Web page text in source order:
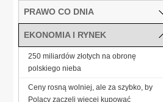
PRAWO CO DNIA
EKONOMIA I RYNEK
250 miliardów złotych na obronę
polskiego nieba
Ceny rosną wolniej, ale za szybko, by
Polacy zaczęli więcej kupować